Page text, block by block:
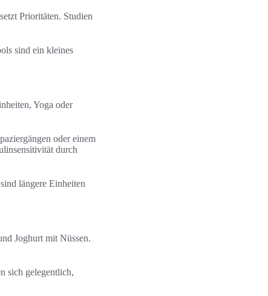
Prioritäten. Studien
sind ein kleines
Yoga oder
oder einem
durch
längere Einheiten
Joghurt mit Nüssen.
sich gelegentlich,